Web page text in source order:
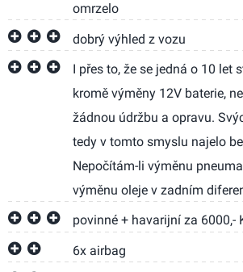
omrzelo
dobrý výhled z vozu
I přes to, že se jedná o 10 let
kromě výměny 12V baterie,
žádnou údržbu a opravu.
tedy v tomto smyslu najelo
Nepočítám-li výměnu
výměnu oleje v zadním
povinné + havarijní za 6000,-
6x airbag